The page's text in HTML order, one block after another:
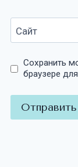
Сайт
Сохранить
браузере